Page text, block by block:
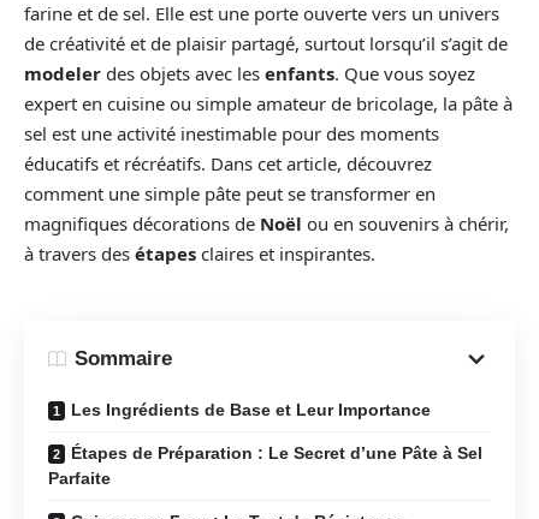
farine et de sel. Elle est une porte ouverte vers un univers
de créativité et de plaisir partagé, surtout lorsqu’il s’agit de
modeler des objets avec les enfants. Que vous soyez
expert en cuisine ou simple amateur de bricolage, la pâte à
sel est une activité inestimable pour des moments
éducatifs et récréatifs. Dans cet article, découvrez
comment une simple pâte peut se transformer en
magnifiques décorations de Noël ou en souvenirs à chérir,
à travers des étapes claires et inspirantes.
Sommaire
Les Ingrédients de Base et Leur Importance
Étapes de Préparation : Le Secret d’une Pâte à Sel
Parfaite